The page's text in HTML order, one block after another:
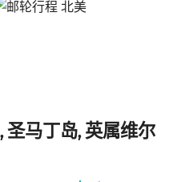
圣马丁岛, 英属维尔